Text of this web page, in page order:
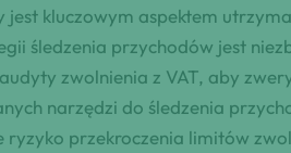
kluczowym aspektem
śledzenia przychodów jest
zwolnienia z VAT, aby
narzędzi do śledzenia
przekroczenia limitów